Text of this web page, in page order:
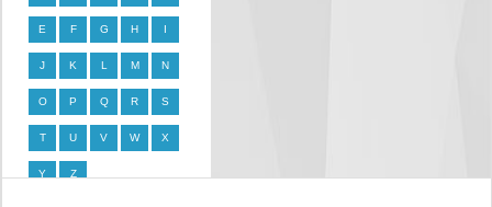
E F G H I
J K L M N
O P Q R S
T U V W X
Y Z